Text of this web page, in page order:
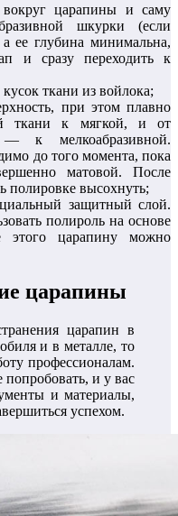
вокруг царапины и саму
шкурки (если
ее глубина минимальна,
и сразу переходить к
ткани из войлока;
при этом плавно
ткани к мягкой, и от
— к мелкоабразивной.
до того момента, пока
матовой. После
полировке высохнуть;
защитный слой.
полироль на основе
этого царапину можно
царапины
царапин в
и в металле, то
профессионалам.
и у вас
и материалы,
успехом.